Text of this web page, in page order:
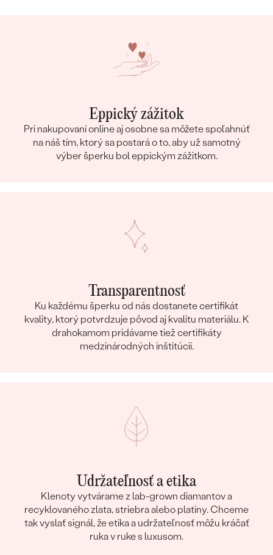
Eppický zážitok
Pri nakupovaní online aj osobne sa môžete spoľahnúť
na náš tím, ktorý sa postará o to, aby už samotný
výber šperku bol eppickým zážitkom.
Transparentnosť
Ku každému šperku od nás dostanete certifikát
kvality, ktorý potvrdzuje pôvod aj kvalitu materiálu. K
drahokamom pridávame tiež certifikáty
medzinárodných inštitúcií.
Udržateľnosť a etika
Klenoty vytvárame z lab-grown diamantov a
recyklovaného zlata, striebra alebo platiny. Chceme
tak vyslať signál, že etika a udržateľnosť môžu kráčať
ruka v ruke s luxusom.